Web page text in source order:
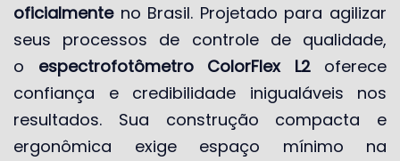
oficialmenteno Brasil. Projetado para agilizar
seus processos de controle de qualidade,
o espectrofotômetro ColorFlex L2oferece
confiança e credibilidade inigualáveis nos
resultados. Sua construção compacta e
ergonômica exige espaço mínimo na